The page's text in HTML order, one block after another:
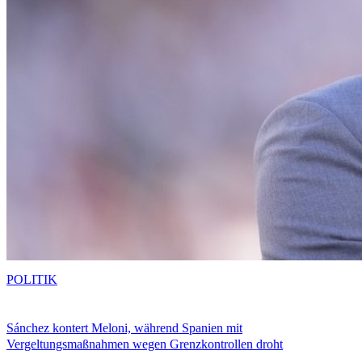
Sánchez kontert Meloni, während Spanien mit
Vergeltungsmaßnahmen wegen Grenzkontrollen droht
POLITIK